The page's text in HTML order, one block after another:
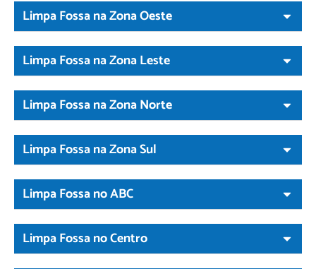
Limpa Fossa na Zona Oeste
Limpa Fossa na Zona Leste
Limpa Fossa na Zona Norte
Limpa Fossa na Zona Sul
Limpa Fossa no ABC
Limpa Fossa no Centro